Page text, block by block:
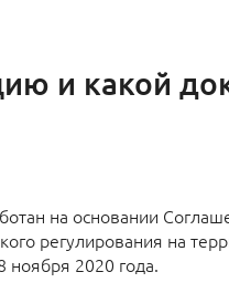
и какой
на основании
регулирования на
ноября 2020 года.